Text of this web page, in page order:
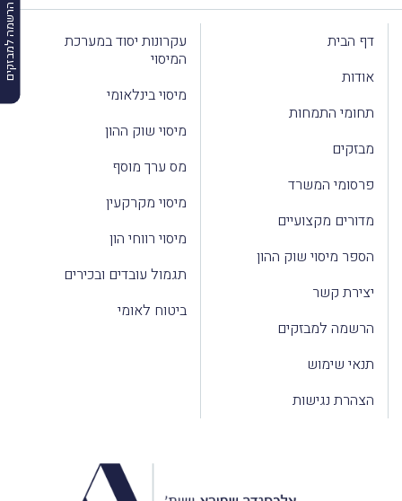
הרשמה למבזקים
דף הבית
אודות
תחומי התמחות
מבזקים
פרסומי המשרד
מדורים מקצועיים
הספר מיסוי שוק ההון
יצירת קשר
הרשמה למבזקים
תנאי שימוש
הצהרת נגישות
עקרונות יסוד במערכת
המיסוי
מיסוי בינלאומי
מיסוי שוק ההון
מס ערך מוסף
מיסוי מקרקעין
מיסוי רווחי הון
תגמול עובדים ובכירים
ביטוח לאומי